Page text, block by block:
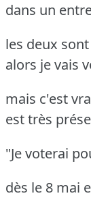
dans un
les deux
alors je vais
mais c'est
est très
"Je voterai
dès le 8 mai